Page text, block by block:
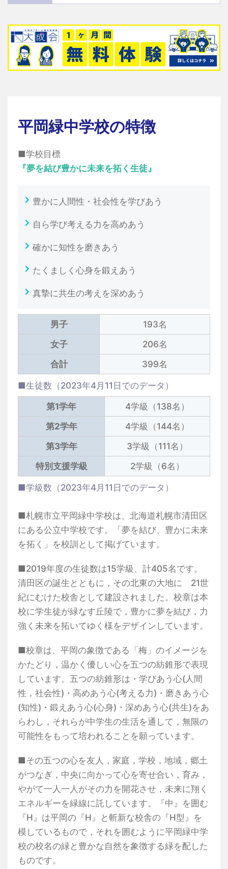
平岡緑中学校の特徴
■学校目標
『夢を結び豊かに未来を拓く生徒』
豊かに人間性・社会性を学びあう
自ら学び考える力を高めあう
確かに知性を磨きあう
たくましく心身を鍛えあう
真摯に共生の考えを深めあう
■生徒数（2023年4月11日でのデータ）
男子
193名
女子
206名
合計
399名
■学級数（2023年4月11日でのデータ）
第1学年
4学級（138名）
第2学年
4学級（144名）
第3学年
3学級（111名）
特別支援学級
2学級（6名）
■札幌市立平岡緑中学校は、北海道札幌市清田区
にある公立中学校です。「夢を結び、豊かに未来
を拓く」を校訓として掲げています。
■2019年度の生徒数は15学級、計405名です。
清田区の誕生とともに，その北東の大地に 21世
紀にむけた校舎として建設されました。校章は本
校に学生徒が緑なす丘陵で，豊かに夢を結び，力
強く未来を拓いてゆく様をデザインしています。
■校章は、平岡の象徴である「梅」のイメージを
かたどり，温かく優しい心を五つの紡錐形で表現
しています。五つの紡錐形は・学びあう心(人間
性，社会性)・高めあう心(考える力)・磨きあう心
(知性)・鍛えあう心(心身)・深めあう心(共生)をあ
らわし，それらが中学生の生活を通して，無限の
可能性をもって培われることを願っています。
■その五つの心を友人，家庭，学校，地域，郷土
がつなぎ，中央に向かって心を寄せ合い，育み，
やがて一人一人がその力を開花させ，未来に翔く
エネルギーを緑線に託しています。『中』を囲む
『H』は平岡の『H』と斬新な校舎の『H型』を
模しているもので，それを囲むように平岡緑中学
校の校名の緑と豊かな自然を象徴する緑を配した
ものです。